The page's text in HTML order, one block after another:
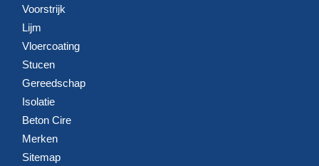
Voorstrijk
Lijm
Vloercoating
Stucen
Gereedschap
Isolatie
Beton Cire
Merken
Sitemap